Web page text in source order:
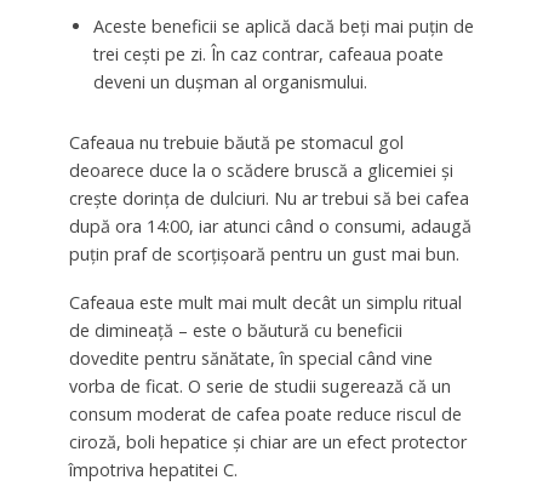
Aceste beneficii se aplică dacă beți mai puțin de
trei cești pe zi. În caz contrar, cafeaua poate
deveni un dușman al organismului.
Cafeaua nu trebuie băută pe stomacul gol
deoarece duce la o scădere bruscă a glicemiei și
crește dorința de dulciuri. Nu ar trebui să bei cafea
după ora 14:00, iar atunci când o consumi, adaugă
puțin praf de scorțișoară pentru un gust mai bun.
Cafeaua este mult mai mult decât un simplu ritual
de dimineață – este o băutură cu beneficii
dovedite pentru sănătate, în special când vine
vorba de ficat. O serie de studii sugerează că un
consum moderat de cafea poate reduce riscul de
ciroză, boli hepatice și chiar are un efect protector
împotriva hepatitei C.